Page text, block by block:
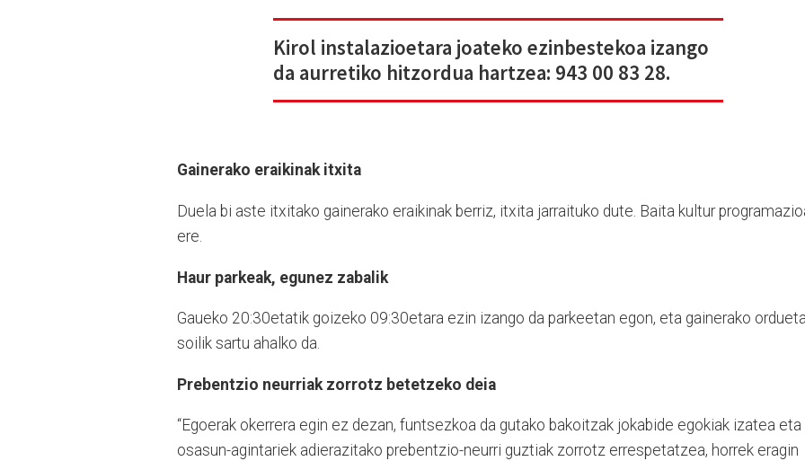
Kirol instalazioetara joateko ezinbestekoa izango
da aurretiko hitzordua hartzea: 943 00 83 28.
Gainerako eraikinak itxita
Duela bi aste itxitako gainerako eraikinak berriz, itxita jarraituko dute. Baita kultur
ere.
Haur parkeak, egunez zabalik
Gaueko 20:30etatik goizeko 09:30etara ezin izango da parkeetan egon, eta gainerako
soilik sartu ahalko da.
Prebentzio neurriak zorrotz betetzeko deia
“Egoerak okerrera egin ez dezan, funtsezkoa da gutako bakoitzak jokabide egokiak izatea eta
osasun-agintariek adierazitako prebentzio-neurri guztiak zorrotz errespetatzea, horrek eragin